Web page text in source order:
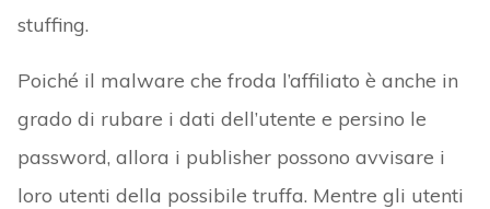
stuffing.
Poiché il malware che froda l’affiliato è anche in
grado di rubare i dati dell’utente e persino le
password, allora i publisher possono avvisare i
loro utenti della possibile truffa. Mentre gli utenti